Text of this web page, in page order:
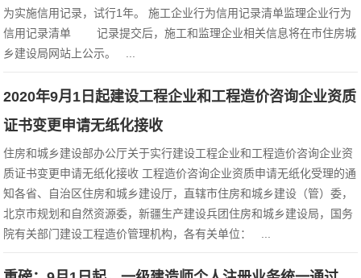
为实施信用记录，试行1年。 施工企业行为信用记录清单监理企业行为
信用记录清单 记录提交后，施工和监理企业相关信息将在市住房城
乡建设局网站上公示。 ...
2020年9月1日起建设工程企业和工程造价咨询企业资质
证书变更申请无纸化接收
住房和城乡建设部办公厅关于实行建设工程企业和工程造价咨询企业资
质证书变更申请无纸化接收 工程造价咨询企业资质申请无纸化受理的通
知各省、自治区住房和城乡建设厅，直辖市住房和城乡建设（管）委，
北京市规划和自然资源委，新疆生产建设兵团住房和城乡建设局，国务
院有关部门建设工程造价管理机构，各有关单位： ...